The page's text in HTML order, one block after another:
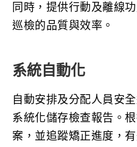
同時，提供行動及離線
巡檢的品質與效率。
系統自動化
自動安排及分配人員安
系統化儲存檢查報告。
案，並追蹤矯正進度，